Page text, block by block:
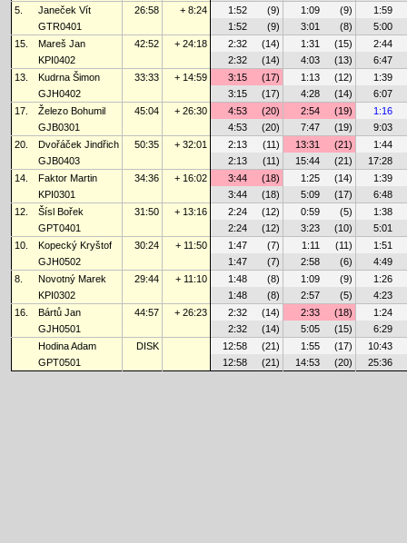
5.
Janeček Vít 26:58 + 8:24 1:52 (9) 1:09 (9)
1:59
GTR0401
1:52 (9) 3:01 (8)
5:00
15.
Mareš Jan 42:52 + 24:18 2:32 (14) 1:31 (15)
2:44
KPI0402
2:32 (14) 4:03 (13)
6:47
13.
Kudrna Šimon 33:33 + 14:59 3:15 (17) 1:13 (12)
1:39
GJH0402
3:15 (17) 4:28 (14)
6:07
17.
Železo Bohumil 45:04 + 26:30 4:53 (20) 2:54 (19)
1:16
GJB0301
4:53 (20) 7:47 (19)
9:03
20.
Dvořáček Jindřich 50:35 + 32:01 2:13 (11) 13:31 (21)
1:44
GJB0403
2:13 (11) 15:44 (21)
17:28
14.
Faktor Martin 34:36 + 16:02 3:44 (18) 1:25 (14)
1:39
KPI0301
3:44 (18) 5:09 (17)
6:48
12.
Šísl Bořek 31:50 + 13:16 2:24 (12) 0:59 (5)
1:38
GPT0401
2:24 (12) 3:23 (10)
5:01
10.
Kopecký Kryštof 30:24 + 11:50 1:47 (7) 1:11 (11)
1:51
GJH0502
1:47 (7) 2:58 (6)
4:49
8.
Novotný Marek 29:44 + 11:10 1:48 (8) 1:09 (9)
1:26
KPI0302
1:48 (8) 2:57 (5)
4:23
16.
Bártů Jan 44:57 + 26:23 2:32 (14) 2:33 (18)
1:24
GJH0501
2:32 (14) 5:05 (15)
6:29
Hodina Adam
DISK 12:58 (21) 1:55 (17)
10:43
GPT0501
12:58 (21) 14:53 (20) 25:36